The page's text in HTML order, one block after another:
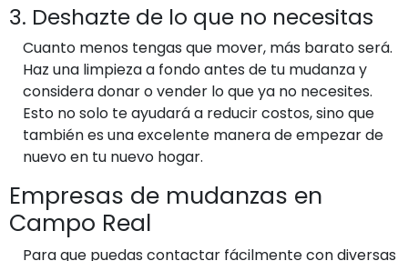
3. Deshazte de lo que no necesitas
Cuanto menos tengas que mover, más barato será.
Haz una limpieza a fondo antes de tu mudanza y
considera donar o vender lo que ya no necesites.
Esto no solo te ayudará a reducir costos, sino que
también es una excelente manera de empezar de
nuevo en tu nuevo hogar.
Empresas de mudanzas en
Campo Real
Para que puedas contactar fácilmente con diversas